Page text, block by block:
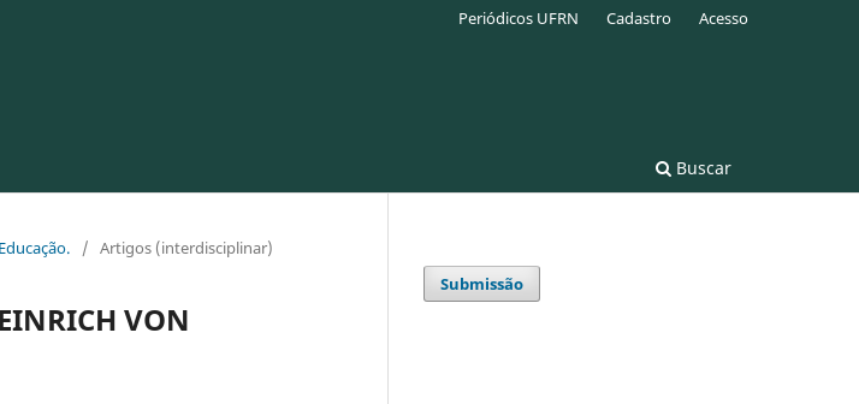
Buscar
Periódicos UFRN Cadastro Acesso
/ Artigos (interdisciplinar)
VON
Submissão